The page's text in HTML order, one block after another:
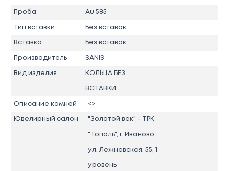
Проба Au 585
Тип вставки Без вставок
Вставка Без вставок
Производитель SANIS
Вид изделия КОЛЬЦА БЕЗ
ВСТАВКИ
Описание камней <>
Ювелирный салон "Золотой век" - ТРК
"Тополь", г. Иваново,
ул. Лежневская, 55, 1
уровень